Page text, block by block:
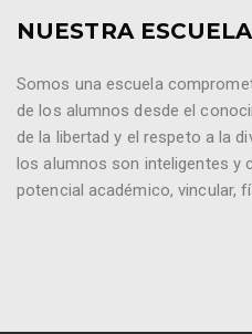
NUESTRA ESCUELA
Somos una escuela
de los alumnos desde el
de la libertad y el respeto a la
los alumnos son inteligentes y
potencial académico, vincular,